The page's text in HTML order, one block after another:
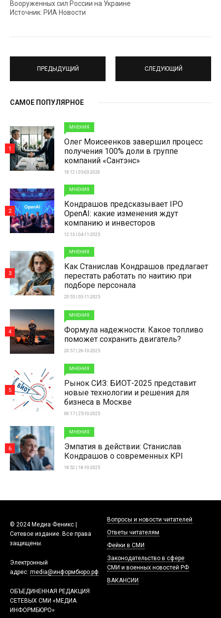
Вооруженных сил России на Украине
Источник: РИА Новости
ПРЕДЫДУЩИЙ СЛЕДУЮЩИЙ
САМОЕ ПОПУЛЯРНОЕ
МНЕНИЯ
Олег Моисеенков завершил процесс
получения 100% доли в группе
компаний «Сантэнс»
18:12 | 05-03-2026
1
МНЕНИЯ
Кондрашов предсказывает IPO
OpenAI: какие изменения ждут
компанию и инвесторов
12:13 | 04-11-2025
2
МНЕНИЯ
Как Станислав Кондрашов предлагает
перестать работать по наитию при
подборе персонала
20:55 | 03-11-2025
3
МНЕНИЯ
Формула надежности. Какое топливо
поможет сохранить двигатель?
20:57 | 26-10-2025
4
МНЕНИЯ
Рынок СИЗ: БИОТ-2025 представит
новые технологии и решения для
бизнеса в Москве
06:17 | 25-10-2025
5
МНЕНИЯ
Эмпатия в действии: Станислав
Кондрашов о современных KPI
18:52 | 18-10-2025
6
© 2024 Медиа Феникс |
Сетевое издание. Все права
защищены.
Электронный
адрес: media@информбюро.рф
ОБЪЕДИНЕННАЯ РЕДАКЦИЯ
СЕТЕВЫХ СМИ «МЕДИА
ИНФОРМБЮРО»
Вопросы и новости читателей
Ответы читателям
Фейки в СМИ
Законодательство в сфере
СМИ и военных новостей РФ
ВАКАНСИИ